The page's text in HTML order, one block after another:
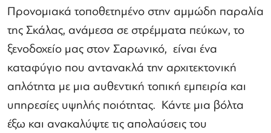
Προνομιακά τοποθετημένο στην αμμώδη παραλία
της Σκάλας, ανάμεσα σε στρέμματα πεύκων, το
ξενοδοχείο μας στον Σαρωνικό, είναι ένα
καταφύγιο που αντανακλά την αρχιτεκτονική
απλότητα με μια αυθεντική τοπική εμπειρία και
υπηρεσίες υψηλής ποιότητας. Κάντε μια βόλτα
έξω και ανακαλύψτε τις απολαύσεις του